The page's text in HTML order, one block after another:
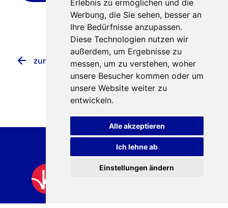
Erlebnis zu ermöglichen und die
Werbung, die Sie sehen, besser an
Ihre Bedürfnisse anzupassen.
Diese Technologien nutzen wir
außerdem, um Ergebnisse zu
messen, um zu verstehen, woher
unsere Besucher kommen oder um
unsere Website weiter zu
entwickeln.
Alle akzeptieren
Ich lehne ab
Einstellungen ändern
zurück zur Übersicht